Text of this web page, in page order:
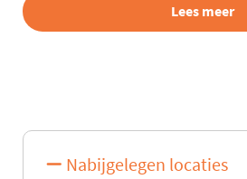
Lees meer
Nabijgelegen locaties